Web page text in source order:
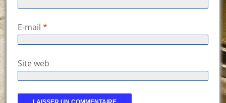
E-mail *
Site web